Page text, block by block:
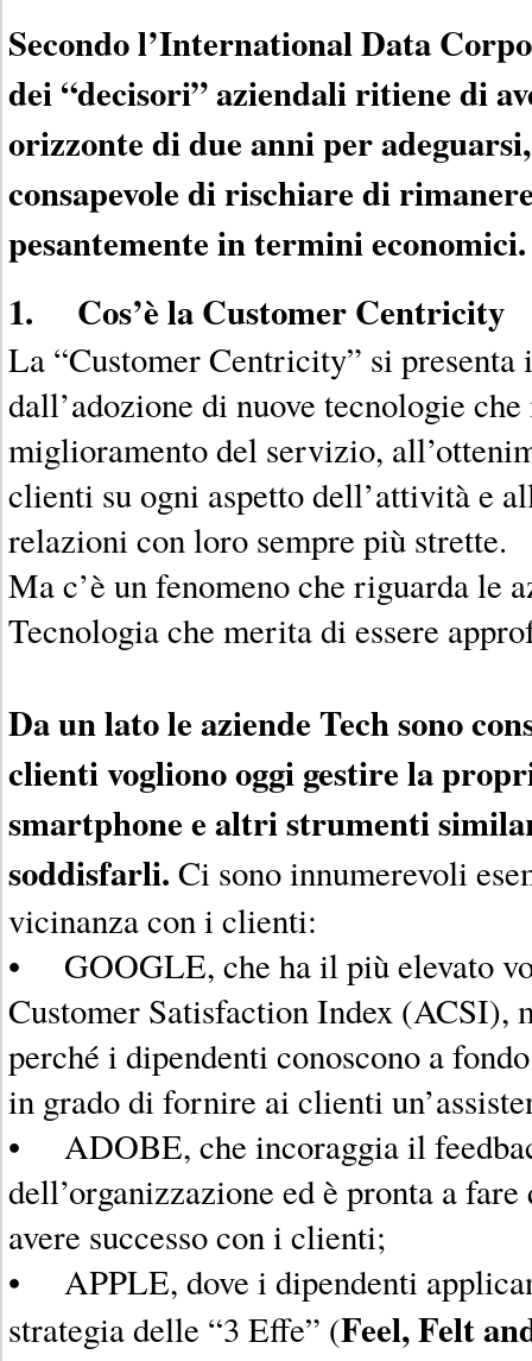
Secondo l’International Data
dei “decisori” aziendali ritiene di
orizzonte di due anni per
consapevole di rischiare di
pesantemente in termini economici.
1. Cos’è la Customer Centricity
La “Customer Centricity” si presenta
dall’adozione di nuove tecnologie
miglioramento del servizio,
clienti su ogni aspetto dell’attività e
relazioni con loro sempre più strette.
Ma c’è un fenomeno che riguarda le
Tecnologia che merita di essere
Da un lato le aziende Tech sono
clienti vogliono oggi gestire la
smartphone e altri strumenti
soddisfarli. Ci sono innumerevoli
vicinanza con i clienti:
• GOOGLE, che ha il più elevato
Customer Satisfaction Index (ACSI),
perché i dipendenti conoscono a
in grado di fornire ai clienti
• ADOBE, che incoraggia il
dell’organizzazione ed è pronta a
avere successo con i clienti;
• APPLE, dove i dipendenti
strategia delle “3 Effe” (Feel, Felt